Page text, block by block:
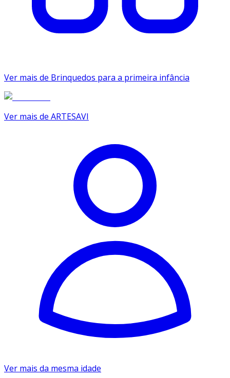
Ver mais de Brinquedos para a primeira infância
Ver mais de ARTESAVI
Ver mais da mesma idade